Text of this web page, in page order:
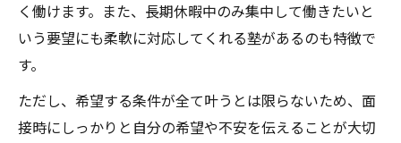
く働けます。また、長期休暇中のみ集中して働きたいと
いう要望にも柔軟に対応してくれる塾があるのも特徴で
す。
ただし、希望する条件が全て叶うとは限らないため、面
接時にしっかりと自分の希望や不安を伝えることが大切